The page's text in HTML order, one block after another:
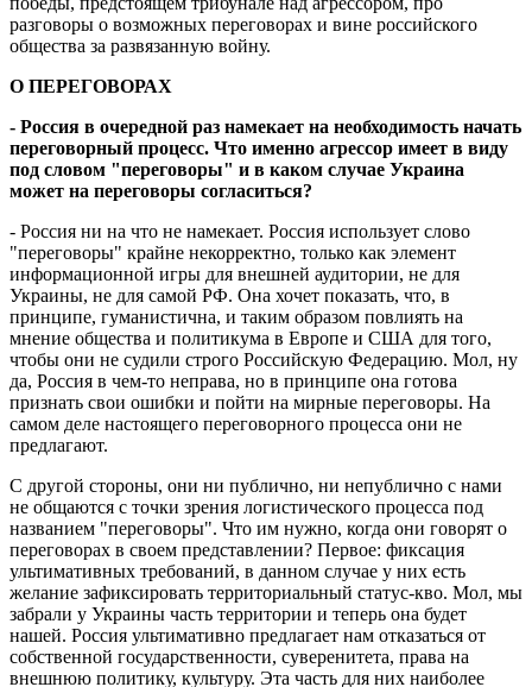
разговоры о возможных переговорах и вине российского
общества за развязанную войну.
О ПЕРЕГОВОРАХ
- Россия в очередной раз намекает на необходимость начать
переговорный процесс. Что именно агрессор имеет в виду
под словом "переговоры" и в каком случае Украина
может на переговоры согласиться?
- Россия ни на что не намекает. Россия использует слово
"переговоры" крайне некорректно, только как элемент
информационной игры для внешней аудитории, не для
Украины, не для самой РФ. Она хочет показать, что, в
принципе, гуманистична, и таким образом повлиять на
мнение общества и политикума в Европе и США для того,
чтобы они не судили строго Российскую Федерацию. Мол, ну
да, Россия в чем-то неправа, но в принципе она готова
признать свои ошибки и пойти на мирные переговоры. На
самом деле настоящего переговорного процесса они не
предлагают.
С другой стороны, они ни публично, ни непублично с нами
не общаются с точки зрения логистического процесса под
названием "переговоры". Что им нужно, когда они говорят о
переговорах в своем представлении? Первое: фиксация
ультимативных требований, в данном случае у них есть
желание зафиксировать территориальный статус-кво. Мол, мы
забрали у Украины часть территории и теперь она будет
нашей. Россия ультимативно предлагает нам отказаться от
собственной государственности, суверенитета, права на
внешнюю политику, культуру. Эта часть для них наиболее